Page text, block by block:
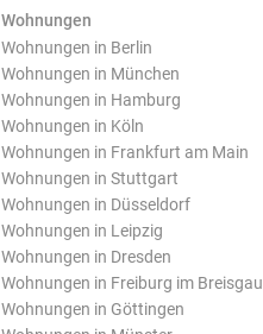
Wohnungen
Wohnungen in Berlin
Wohnungen in München
Wohnungen in Hamburg
Wohnungen in Köln
Wohnungen in Frankfurt am Main
Wohnungen in Stuttgart
Wohnungen in Düsseldorf
Wohnungen in Leipzig
Wohnungen in Dresden
Wohnungen in Freiburg im Breisgau
Wohnungen in Göttingen